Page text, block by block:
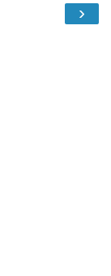
›